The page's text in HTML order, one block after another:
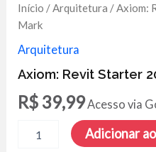
Início / Arquitetura / Axiom:
Mark
Arquitetura
Axiom: Revit Starter
R$ 39,99Acesso via
Revit
Adicionar